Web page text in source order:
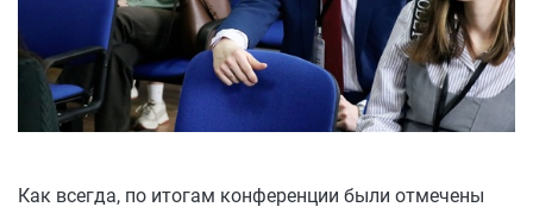
Как всегда, по итогам конференции были отмечены